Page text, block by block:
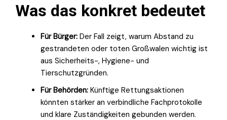
Was das konkret bedeutet
Für Bürger: Der Fall zeigt, warum Abstand zu
gestrandeten oder toten Großwalen wichtig ist
aus Sicherheits-, Hygiene- und
Tierschutzgründen.
Für Behörden: Künftige Rettungsaktionen
könnten stärker an verbindliche Fachprotokolle
und klare Zuständigkeiten gebunden werden.